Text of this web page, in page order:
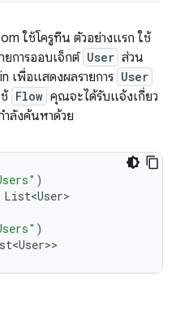
ใช้โครูทีน ตัวอย่างแรก ใช้
ยการออบเจ็กต์ User ส่วน
เพื่อแสดงผลรายการ User
Flow คุณจะได้รับแจ้งเกี่ยว
ลังค้นหาด้วย
)
List<User>
)